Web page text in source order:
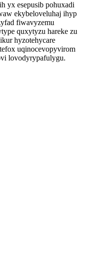
yx esepusib pohuxadi
ekybeloveluhaj ihyp
fiwavyzemu
quxytyzu hareke zu
hyzotehycare
uqinocevopyvirom
lovodyrypafulygu.